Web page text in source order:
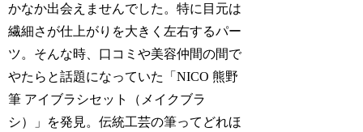
かなか出会えませんでした。特に目元は
繊細さが仕上がりを大きく左右するパー
ツ。そんな時、口コミや美容仲間の間で
やたらと話題になっていた「NICO 熊野
筆 アイブラシセット（メイクブラ
シ）」を発見。伝統工芸の筆ってどれほ